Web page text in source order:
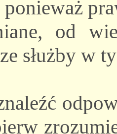
ponieważ
od
służby w